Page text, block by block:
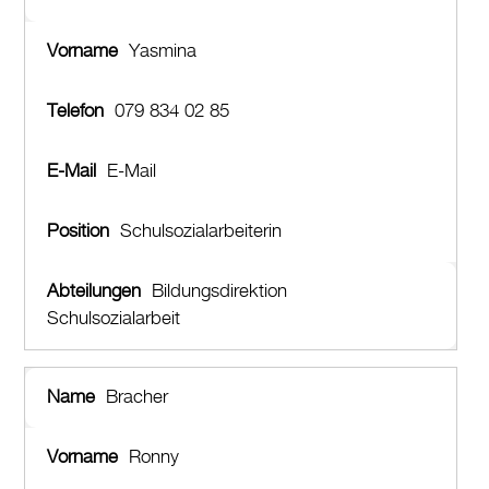
Yasmina
079 834 02 85
E-Mail
Schulsozialarbeiterin
Bildungsdirektion
Schulsozialarbeit
Bracher
Ronny